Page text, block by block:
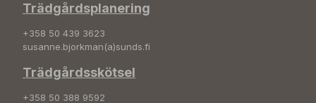
Trädgårdsplanering
+358 50 439 3623
susanne.bjorkman(a)sunds.fi
Trädgårdsskötsel
+358 50 388 9592